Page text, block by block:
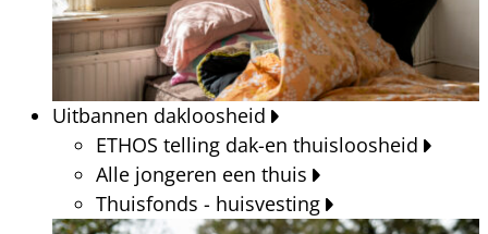
Uitbannen dakloosheid
ETHOS telling dak-en thuisloosheid
Alle jongeren een thuis
Thuisfonds - huisvesting